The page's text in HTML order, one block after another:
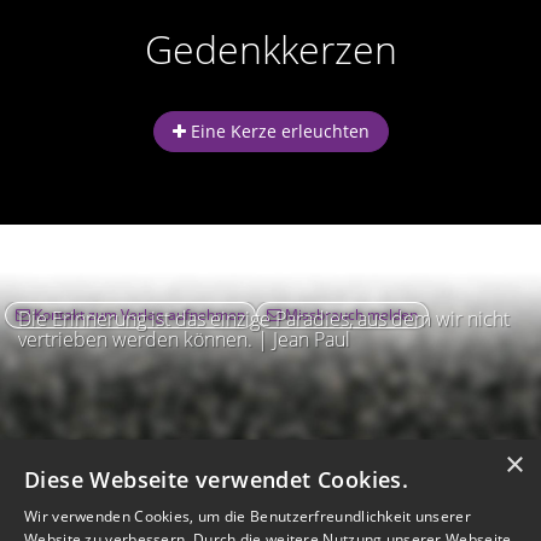
Gedenkkerzen
Eine Kerze erleuchten
Die Erinnerung ist das einzige Paradies, aus dem wir nicht
vertrieben werden können. | Jean Paul
Kontakt zum Verlag aufnehmen Missbrauch melden
×
Diese Webseite verwendet Cookies.
Wir verwenden Cookies, um die Benutzerfreundlichkeit unserer